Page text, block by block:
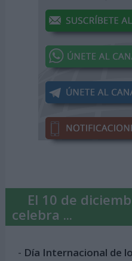
El 10 de
celebra ...
- Día Internacional de